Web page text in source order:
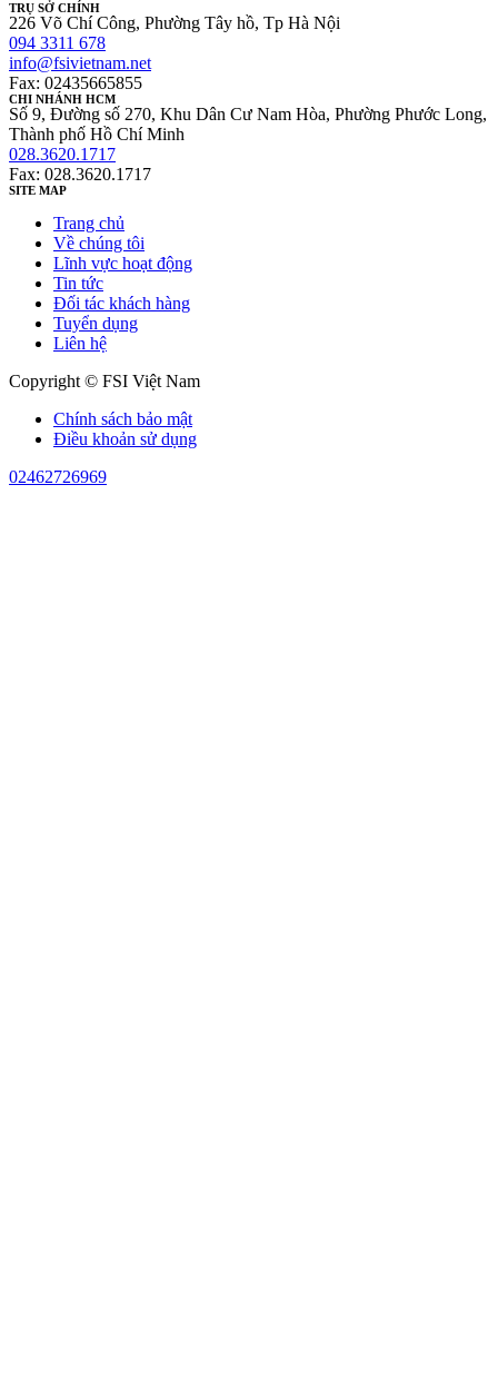
TRỤ SỞ CHÍNH
226 Võ Chí Công, Phường Tây hồ, Tp Hà Nội
094 3311 678
info@fsivietnam.net
Fax: 02435665855
CHI NHÁNH HCM
Số 9, Đường số 270, Khu Dân Cư Nam Hòa, Phường Phước Long,
Thành phố Hồ Chí Minh
028.3620.1717
Fax: 028.3620.1717
SITE MAP
Trang chủ
Về chúng tôi
Lĩnh vực hoạt động
Tin tức
Đối tác khách hàng
Tuyển dụng
Liên hệ
Copyright © FSI Việt Nam
Chính sách bảo mật
Điều khoản sử dụng
02462726969